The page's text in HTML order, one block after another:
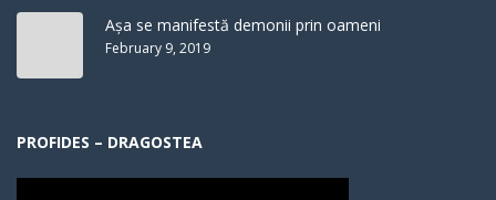
Așa se manifestă demonii prin oameni
February 9, 2019
PROFIDES – DRAGOSTEA